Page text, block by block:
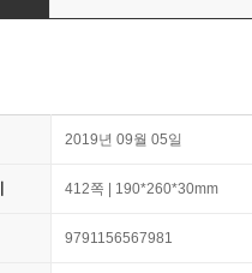
2019년 09월 05일
412쪽 | 190*260*30mm
9791156567981